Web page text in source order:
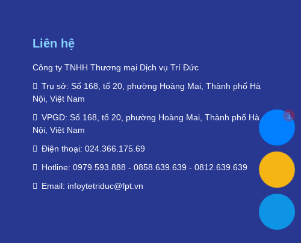
Liên hệ
Công ty TNHH Thương mại Dịch vụ Trí Đức
Trụ sở: Số 168, tổ 20, phường Hoàng Mai, Thành phố Hà
Nội, Việt Nam
VPGD: Số 168, tổ 20, phường Hoàng Mai, Thành phố Hà
Nội, Việt Nam
Điện thoại: 024.366.175.69
Hotline: 0979.593.888 - 0858.639.639 - 0812.639.639
Email: infoytetriduc@fpt.vn
1